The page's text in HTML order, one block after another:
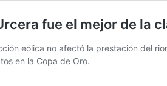
fue el mejor de la
eólica no afectó la prestación del
en la Copa de Oro.